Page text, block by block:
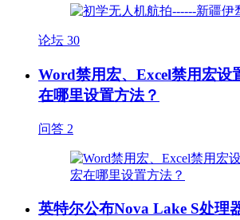
论坛 30
Word禁用宏、Excel禁用宏设
在哪里设置方法？
问答 2
英特尔公布Nova Lake S处理